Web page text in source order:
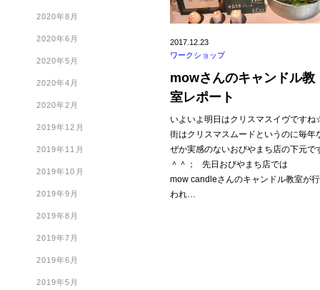
2020年8月
2020年6月
2020年5月
2020年4月
2020年2月
2019年12月
2019年11月
2019年10月
2019年9月
2019年8月
2019年7月
2019年6月
2019年5月
2017.12.23
ワークショップ
mowさんのキャンドル教
室レポート
いよいよ明日はクリスマスイヴです
街はクリスマスムードというのに毎年
ぜか実感のないおびやまち店の下元で
＾＾； 先日おびやまち店では
mow candleさんのキャンドル教室が行
われ…